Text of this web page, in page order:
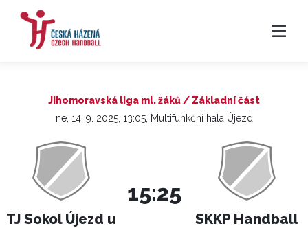
Jihomoravská liga ml. žáků / Základní část
ne, 14. 9. 2025, 13:05, Multifunkční hala Újezd
TJ Sokol Újezd u
15:25
SKKP Handball